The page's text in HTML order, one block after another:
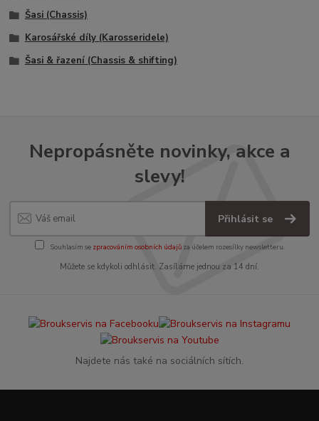
Šasi (Chassis)
Karosářské díly (Karosseridele)
Šasi & řazení (Chassis & shifting)
Nepropásněte novinky, akce a
slevy!
Přihlásit se
Souhlasím se zpracováním osobních údajůza účelem rozesílky newsletteru.
Můžete se kdykoli odhlásit. Zasíláme jednou za 14 dní.
Najdete nás také na sociálních sítích.